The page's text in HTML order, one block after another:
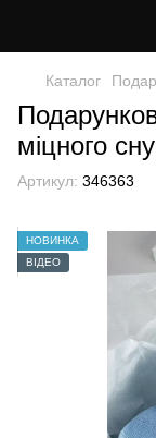
Каталог
міцного
Артикул: 346363
НОВИНКА
ВІДЕО